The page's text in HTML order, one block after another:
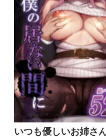
いつも優しいお姉さ